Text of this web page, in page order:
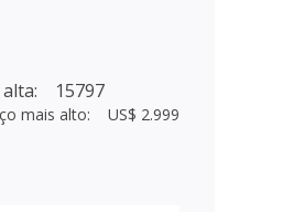
alta: 15797
mais alto: US$ 2.999